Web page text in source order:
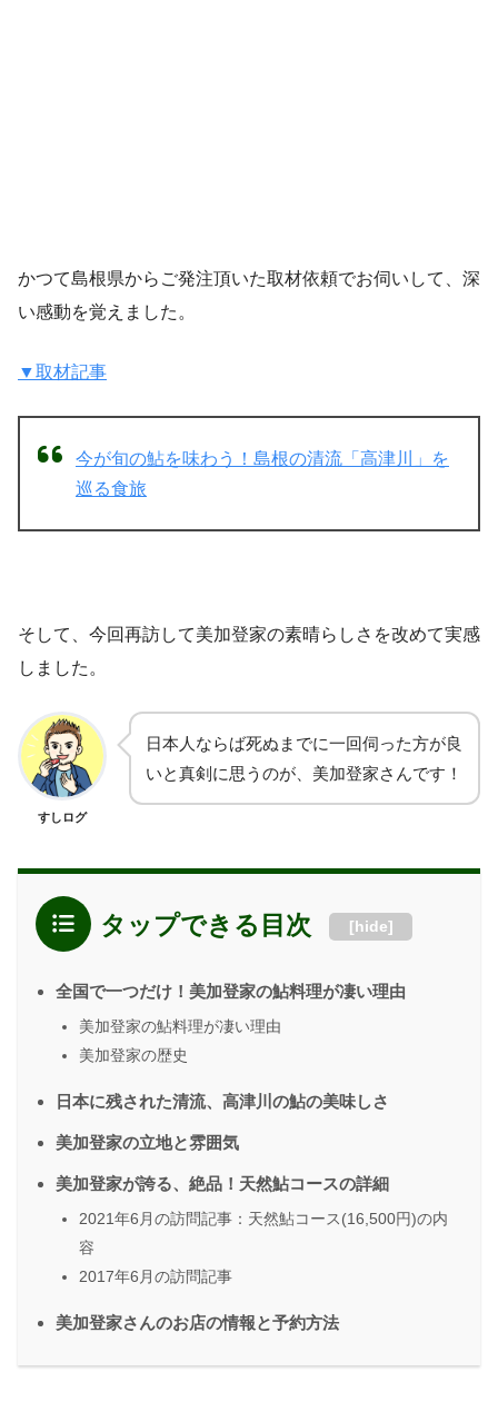
かつて島根県からご発注頂いた取材依頼でお伺いして、深
い感動を覚えました。
▼取材記事
今が旬の鮎を味わう！島根の清流「高津川」を
巡る食旅
そして、今回再訪して美加登家の素晴らしさを改めて実感
しました。
すしログ
日本人ならば死ぬまでに一回伺った方が良
いと真剣に思うのが、美加登家さんです！
タップできる目次 [hide]
全国で一つだけ！美加登家の鮎料理が凄い理由
美加登家の鮎料理が凄い理由
美加登家の歴史
日本に残された清流、高津川の鮎の美味しさ
美加登家の立地と雰囲気
美加登家が誇る、絶品！天然鮎コースの詳細
2021年6月の訪問記事：天然鮎コース(16,500円)の内
容
2017年6月の訪問記事
美加登家さんのお店の情報と予約方法